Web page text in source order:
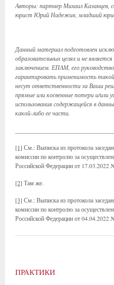
Авторы: партнер Михаил Казанцев,
юрист Юрий Надежин, младший
Данный материал подготовлен
образовательных целях и не
заключением. ЕПАМ, его
гарантировать применимость
несут ответственности за Ваши
прямые или косвенные потери и/или
использования содержащейся в
какой-либо ее части.
[1] См.: Выписка из протокола
комиссии по контролю за
Российской Федерации от 17.03.2022
[2] Там же.
[3] См.: Выписка из протокола
комиссии по контролю за
Российской Федерации от 04.04.2022
ПРАКТИКИ